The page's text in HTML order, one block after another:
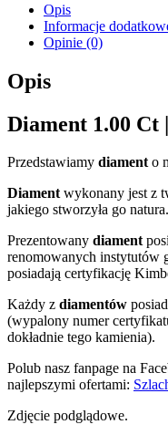
Opis
Informacje
Opinie (0)
Opis
Diament 1.00 Ct
Przedstawiamy diamento
Diamentwykonany jest z
jakiego stworzyła go natura.
Prezentowany diament
renomowanych instytutów
posiadają certyfikację
Każdy z diamentów
(wypalony numer
dokładnie tego kamienia).
Polub nasz fanpage na
najlepszymi ofertami:
Zdjęcie podglądowe.